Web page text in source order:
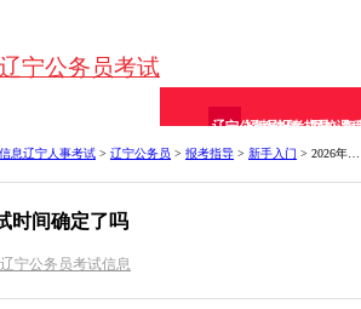
辽宁公务员考试
辽宁公务员
招考信息报考指导网校课备
息辽宁人事考试 > 辽宁公务员 > 报考指导 > 新手入门 > 2026年铁岭省考面试时间确定了吗
时间确定了吗
辽宁公务员考试信息